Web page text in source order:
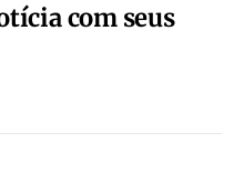
com seus